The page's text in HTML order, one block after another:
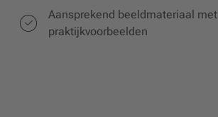
Aansprekend beeldmateriaal met
praktijkvoorbeelden